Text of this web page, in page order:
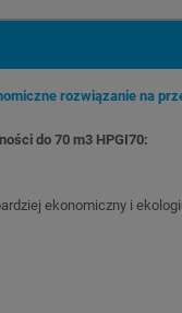
rozwiązanie na
do 70 m3 HPGI70:
ekonomiczny i